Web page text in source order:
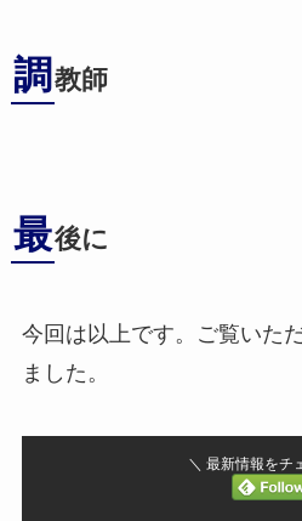
調 教師
最後に
今回は以上です。ご覧いた
ました。
＼ 最新情報をチ